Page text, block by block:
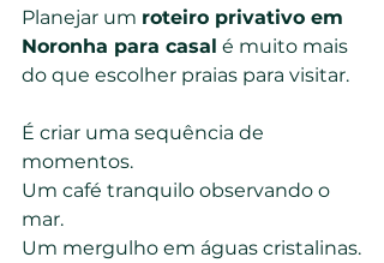
Planejar um roteiro privativo em
Noronha para casal é muito mais
do que escolher praias para visitar.
É criar uma sequência de
momentos.
Um café tranquilo observando o
mar.
Um mergulho em águas cristalinas.